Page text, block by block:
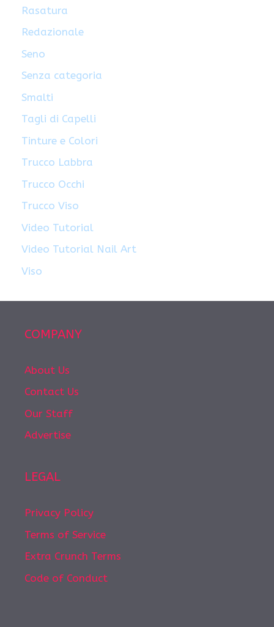
Rasatura
Redazionale
Seno
Senza categoria
Smalti
Tagli di Capelli
Tinture e Colori
Trucco Labbra
Trucco Occhi
Trucco Viso
Video Tutorial
Video Tutorial Nail Art
Viso
COMPANY
About Us
Contact Us
Our Staff
Advertise
LEGAL
Privacy Policy
Terms of Service
Extra Crunch Terms
Code of Conduct